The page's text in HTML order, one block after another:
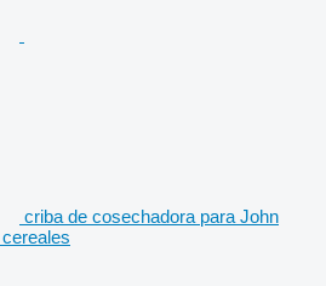
criba de cosechadora para John